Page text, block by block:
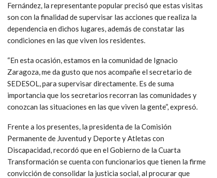
Fernández, la representante popular precisó que estas visitas
son con la finalidad de supervisar las acciones que realiza la
dependencia en dichos lugares, además de constatar las
condiciones en las que viven los residentes.
“En esta ocasión, estamos en la comunidad de Ignacio
Zaragoza, me da gusto que nos acompañe el secretario de
SEDESOL, para supervisar directamente. Es de suma
importancia que los secretarios recorran las comunidades y
conozcan las situaciones en las que viven la gente”, expresó.
Frente a los presentes, la presidenta de la Comisión
Permanente de Juventud y Deporte y Atletas con
Discapacidad, recordó que en el Gobierno de la Cuarta
Transformación se cuenta con funcionarios que tienen la firme
convicción de consolidar la justicia social, al procurar que